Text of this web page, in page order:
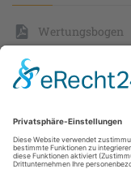
Wertungsbogen